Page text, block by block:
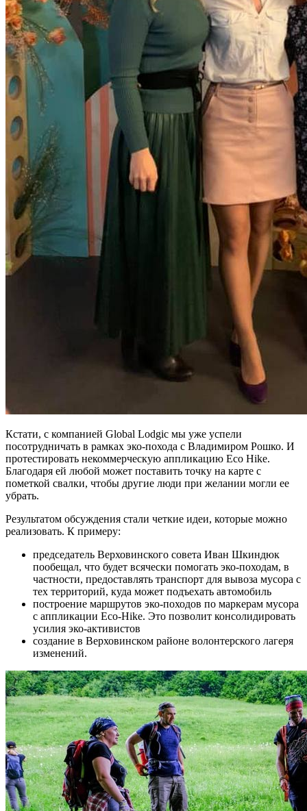
Кстати, с компанией Global Lodgic мы уже успели
посотрудничать в рамках эко-похода с Владимиром Рошко. И
протестировать некоммерческую аппликацию Eco Hike.
Благодаря ей любой может поставить точку на карте с
пометкой свалки, чтобы другие люди при желании могли ее
убрать.
Результатом обсуждения стали четкие идеи, которые можно
реализовать. К примеру:
председатель Верховинского совета Иван Шкиндюк
пообещал, что будет всячески помогать эко-походам, в
частности, предоставлять транспорт для вывоза мусора с
тех территорий, куда может подъехать автомобиль
построение маршрутов эко-походов по маркерам мусора
с аппликации Eco-Hike. Это позволит консолидировать
усилия эко-активистов
создание в Верховинском районе волонтерского лагеря
изменений.